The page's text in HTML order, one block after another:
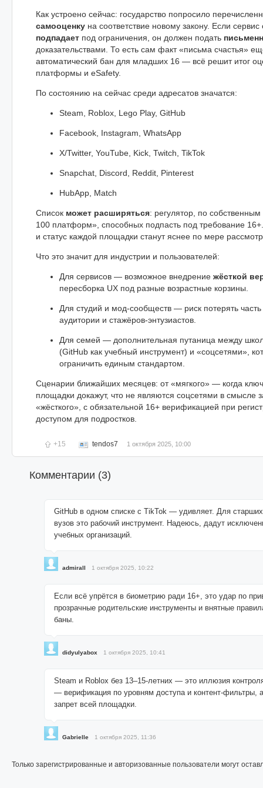
Как устроено сейчас: государство попросило
самооценку на соответствие новому закону. Если сервис
подпадает под ограничения, он должен подать
доказательствами. То есть сам факт «письма счастья»
автоматический бан для младших 16 — всё решит итог
платформы и eSafety.
По состоянию на сейчас среди адресатов значатся:
Steam, Roblox, Lego Play, GitHub
Facebook, Instagram, WhatsApp
X/Twitter, YouTube, Kick, Twitch, TikTok
Snapchat, Discord, Reddit, Pinterest
HubApp, Match
Список может расширяться: регулятор, по
100 платформ», способных подпасть под требование
и статус каждой площадки станут яснее по мере
Что это значит для индустрии и пользователей:
Для сервисов — возможное внедрение жёсткой
пересборка UX под разные возрастные корзины.
Для студий и мод-сообществ — риск потерять
аудитории и стажёров-энтузиастов.
Для семей — дополнительная путаница между
(GitHub как учебный инструмент) и «соцсетями»,
ограничить единым стандартом.
Сценарии ближайших месяцев: от «мягкого» — когда
площадки докажут, что не являются соцсетями в смысле
«жёсткого», с обязательной 16+ верификацией при
доступом для подростков.
+15 tendos7 1 октября 2025, 10:00
Комментарии (3)
GitHub в одном списке с TikTok — удивляет. Для
вузов это рабочий инструмент. Надеюсь, дадут
учебных организаций.
admirall 1 октября 2025, 10:22
Если всё упрётся в биометрию ради 16+, это удар по
прозрачные родительские инструменты и внятные
баны.
didyulyabox 1 октября 2025, 10:41
Steam и Roblox без 13–15-летних — это иллюзия
— верификация по уровням доступа и контент-фильтры,
запрет всей площадки.
Gabrielle 1 октября 2025, 11:36
Только зарегистрированные и авторизованные пользователи могут